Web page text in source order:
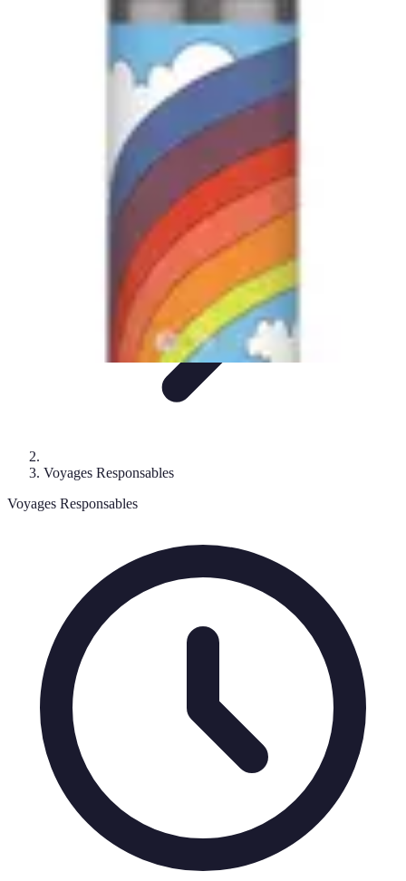
Sécurité en voyageVoyage Écoresponsable
Voyages Responsables
Voyages Responsables